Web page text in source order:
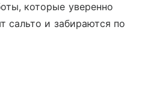
которые уверенно
сальто и забираются по